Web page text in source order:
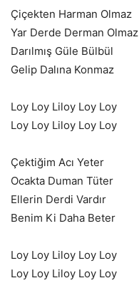
Çiçekten Harman Olmaz
Yar Derde Derman Olmaz
Darılmış Güle Bülbül
Gelip Dalına Konmaz
Loy Loy Liloy Loy Loy
Loy Loy Liloy Loy Loy
Çektiğim Acı Yeter
Ocakta Duman Tüter
Ellerin Derdi Vardır
Benim Ki Daha Beter
Loy Loy Liloy Loy Loy
Loy Loy Liloy Loy Loy